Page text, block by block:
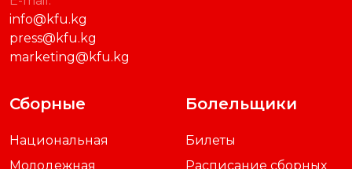
info@kfu.kg
press@kfu.kg
marketing@kfu.kg
Сборные
Национальная
Молодежная
Болельщики
Билеты
Расписание сборных